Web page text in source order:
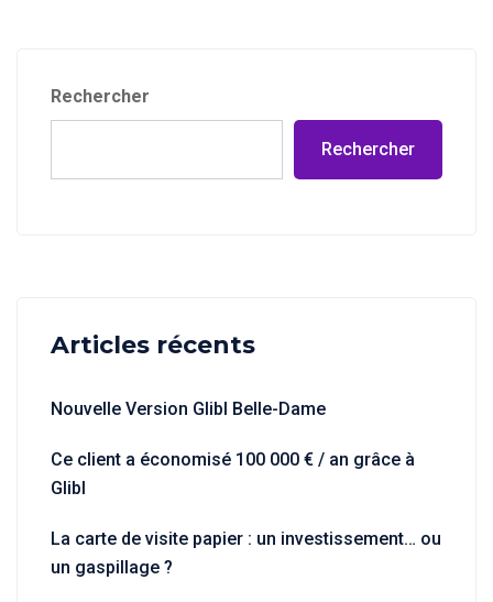
Rechercher
Rechercher
Articles récents
Nouvelle Version Glibl Belle-Dame
Ce client a économisé 100 000 € / an grâce à
Glibl
La carte de visite papier : un investissement… ou
un gaspillage ?